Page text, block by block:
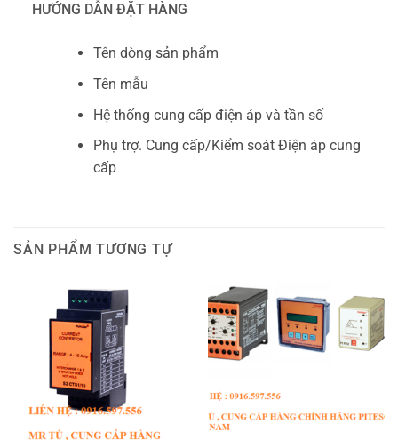
HƯỚNG DẪN ĐẶT HÀNG
Tên dòng sản phẩm
Tên mẫu
Hệ thống cung cấp điện áp và tần số
Phụ trợ. Cung cấp/Kiểm soát Điện áp cung
cấp
SẢN PHẨM TƯƠNG TỰ